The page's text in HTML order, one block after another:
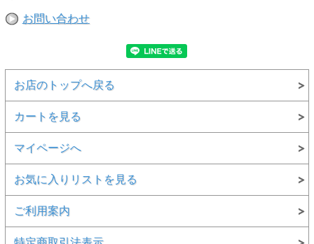
お問い合わせ
お店のトップへ戻る
カートを見る
マイページへ
お気に入りリストを見る
ご利用案内